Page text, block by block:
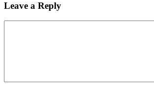
Leave a Reply